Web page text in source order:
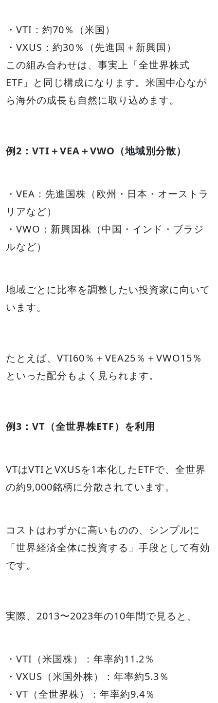
・VTI：約70％（米国）
・VXUS：約30％（先進国＋新興国）
この組み合わせは、事実上「全世界株式
ETF」と同じ構成になります。米国中心なが
ら海外の成長も自然に取り込めます。
例2：VTI＋VEA＋VWO（地域別分散）
・VEA：先進国株（欧州・日本・オーストラ
リアなど）
・VWO：新興国株（中国・インド・ブラジ
ルなど）
地域ごとに比率を調整したい投資家に向いて
います。
たとえば、VTI60％＋VEA25％＋VWO15％
といった配分もよく見られます。
例3：VT（全世界株ETF）を利用
VTはVTIとVXUSを1本化したETFで、全世界
の約9,000銘柄に分散されています。
コストはわずかに高いものの、シンプルに
「世界経済全体に投資する」手段として有効
です。
実際、2013〜2023年の10年間で見ると、
・VTI（米国株）：年率約11.2％
・VXUS（米国外株）：年率約5.3％
・VT（全世界株）：年率約9.4％